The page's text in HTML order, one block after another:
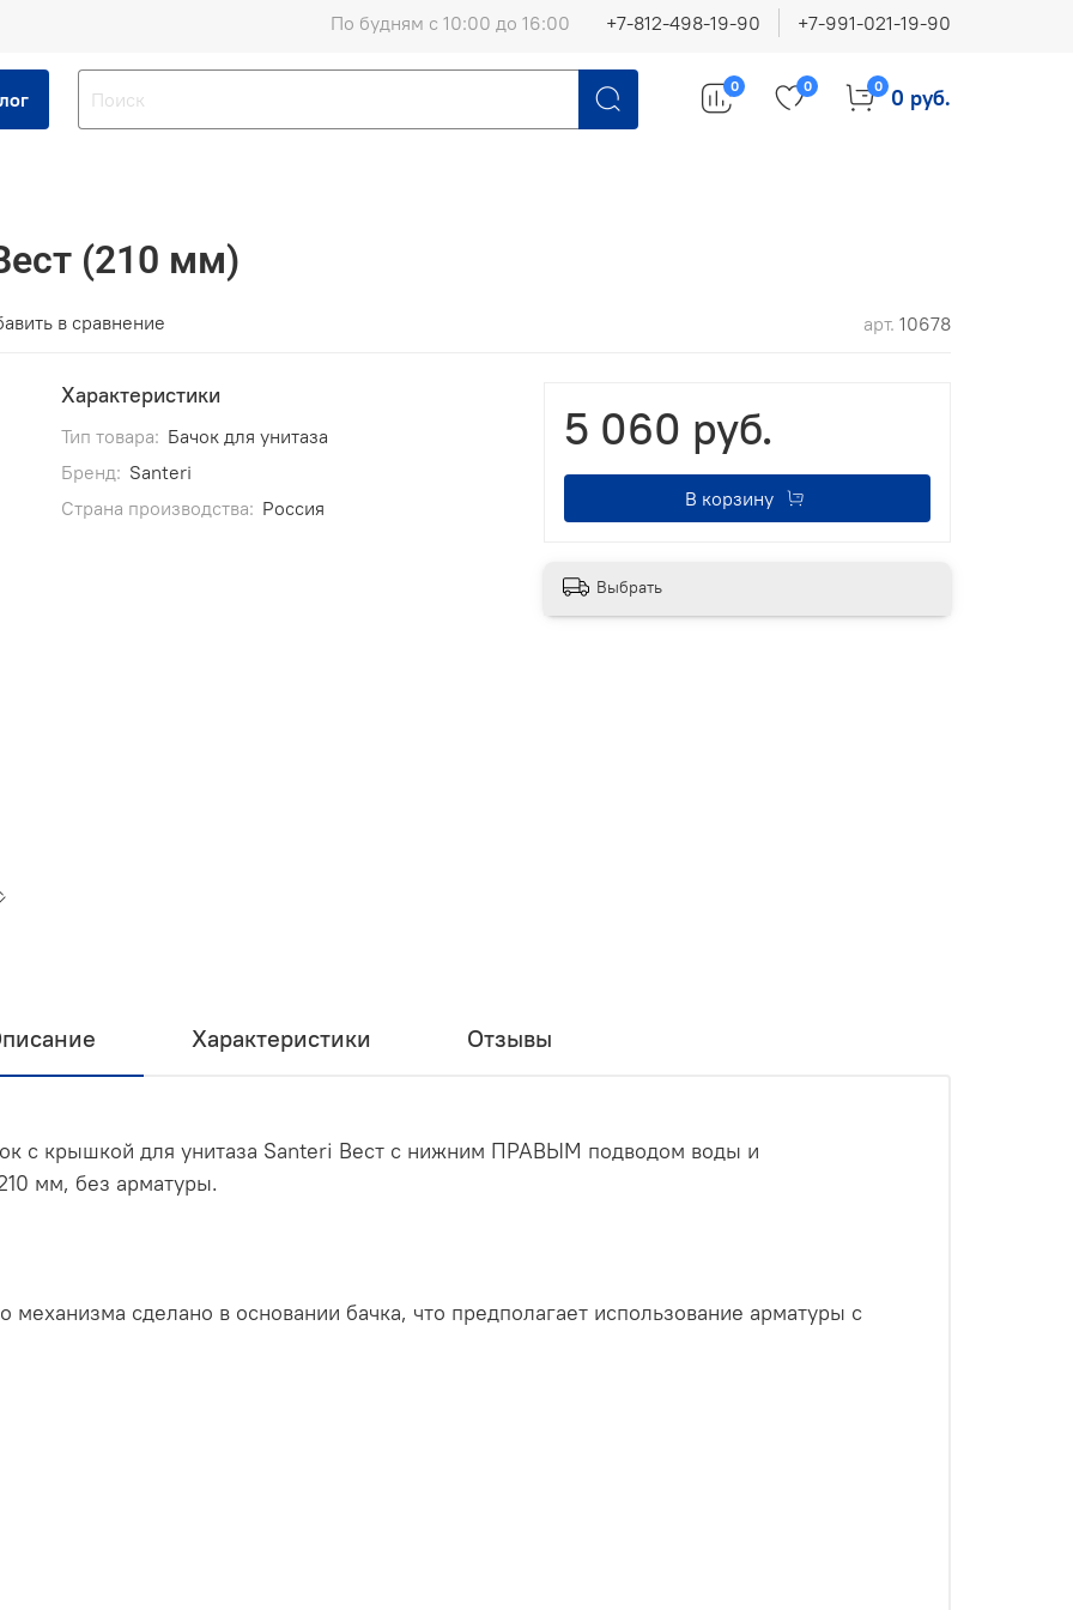
По будням с 10:00 до 16:00 +7-812-498-19-90 +7-991-021-19-90
0 0 0 0 руб.
(210 мм)
в сравнение арт. 10678
Характеристики
Тип товара: Бачок для унитаза
Бренд: Santeri
Страна производства: Россия
5 060 руб.
В корзину
Выбрать
Характеристики Отзывы
с крышкой для унитаза Santeri Вест с нижним ПРАВЫМ подводом воды и
мм, без арматуры.
механизма сделано в основании бачка, что предполагает использование арматуры с